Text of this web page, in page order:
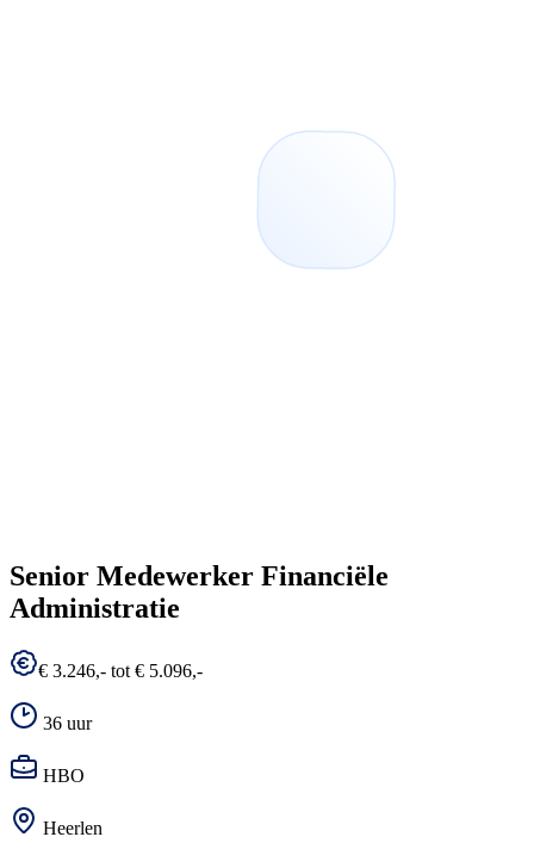
Senior Medewerker Financiële
Administratie
€ 3.246,- tot € 5.096,-
36 uur
HBO
Heerlen